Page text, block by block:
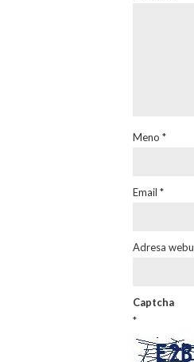
Meno *
Email *
Adresa webu
Captcha
*